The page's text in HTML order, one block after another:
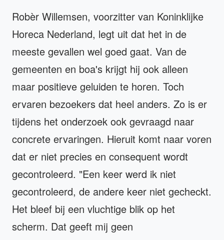
Robèr Willemsen, voorzitter van Koninklijke
Horeca Nederland, legt uit dat het in de
meeste gevallen wel goed gaat. Van de
gemeenten en boa's krijgt hij ook alleen
maar positieve geluiden te horen. Toch
ervaren bezoekers dat heel anders. Zo is er
tijdens het onderzoek ook gevraagd naar
concrete ervaringen. Hieruit komt naar voren
dat er niet precies en consequent wordt
gecontroleerd. "Een keer werd ik niet
gecontroleerd, de andere keer niet gecheckt.
Het bleef bij een vluchtige blik op het
scherm. Dat geeft mij geen